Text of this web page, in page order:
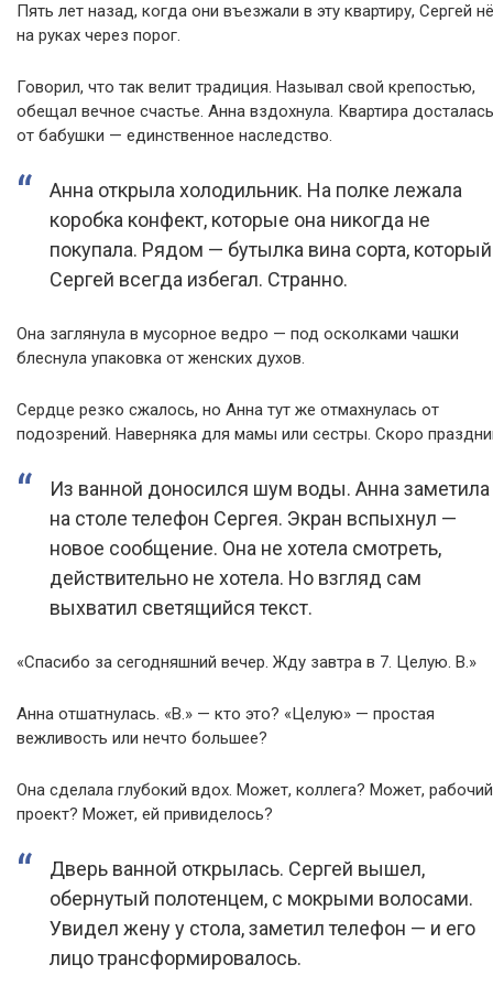
Пять лет назад, когда они въезжали в эту квартиру, Сергей
на руках через порог.
Говорил, что так велит традиция. Называл свой крепостью,
обещал вечное счастье. Анна вздохнула. Квартира
от бабушки — единственное наследство.
Анна открыла холодильник. На полке лежала
коробка конфект, которые она никогда не
покупала. Рядом — бутылка вина сорта, который
Сергей всегда избегал. Странно.
Она заглянула в мусорное ведро — под осколками чашки
блеснула упаковка от женских духов.
Сердце резко сжалось, но Анна тут же отмахнулась от
подозрений. Наверняка для мамы или сестры. Скоро
Из ванной доносился шум воды. Анна заметила
на столе телефон Сергея. Экран вспыхнул —
новое сообщение. Она не хотела смотреть,
действительно не хотела. Но взгляд сам
выхватил светящийся текст.
«Спасибо за сегодняшний вечер. Жду завтра в 7. Целую. В.»
Анна отшатнулась. «В.» — кто это? «Целую» — простая
вежливость или нечто большее?
Она сделала глубокий вдох. Может, коллега? Может, рабочий
проект? Может, ей привиделось?
Дверь ванной открылась. Сергей вышел,
обернутый полотенцем, с мокрыми волосами.
Увидел жену у стола, заметил телефон — и его
лицо трансформировалось.